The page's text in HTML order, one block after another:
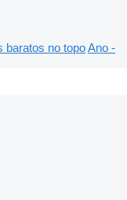
baratos no topoAno -